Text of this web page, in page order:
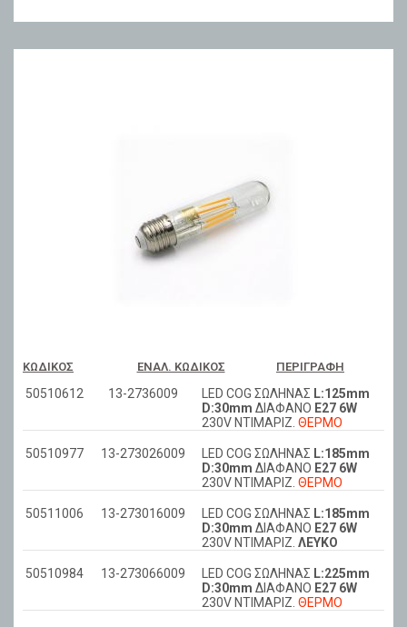
ΚΩΔΙΚΌΣ ΕΝΑΛ. ΚΩΔΙΚΌΣ ΠΕΡΙΓΡΑΦΉ
50510612 13-2736009 LED COG ΣΩΛΗΝΑΣ L:125mm
D:30mm ΔΙΑΦANO Ε27 6W
230V ΝΤΙΜAPIZ. ΘΕΡΜΟ
50510977 13-273026009 LED COG ΣΩΛΗΝΑΣ L:185mm
D:30mm ΔΙΑΦANO Ε27 6W
230V ΝΤΙΜAPIZ. ΘΕΡΜΟ
50511006 13-273016009 LED COG ΣΩΛΗΝΑΣ L:185mm
D:30mm ΔΙΑΦANO Ε27 6W
230V ΝΤΙΜAPIZ. ΛΕΥΚΟ
50510984 13-273066009 LED COG ΣΩΛΗΝΑΣ L:225mm
D:30mm ΔΙΑΦANO Ε27 6W
230V ΝΤΙΜAPIZ. ΘΕΡΜΟ